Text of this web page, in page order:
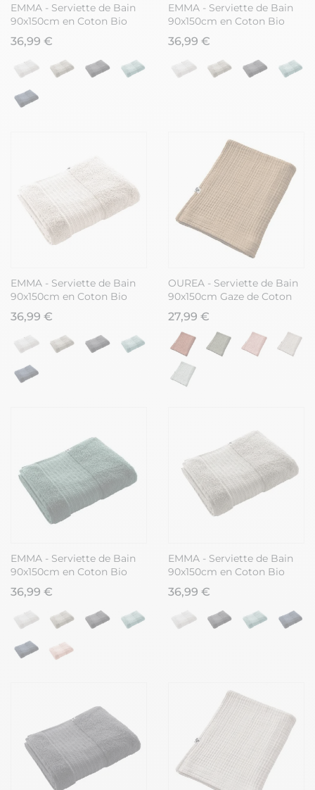
EMMA - Serviette de Bain
90x150cm en Coton Bio
Coloris Nuage
36,99 €
EMMA - Serviette de Bain
90x150cm en Coton Bio
Coloris Minuit
36,99 €
EMMA - Serviette de Bain
90x150cm en Coton Bio
Coloris Pampa
36,99 €
OUREA - Serviette de Bain
90x150cm Gaze de Coton
Camel
27,99 €
EMMA - Serviette de Bain
90x150cm en Coton Bio
Coloris Emeraude
36,99 €
EMMA - Serviette de Bain
90x150cm en Coton Bio
Coloris Argile
36,99 €